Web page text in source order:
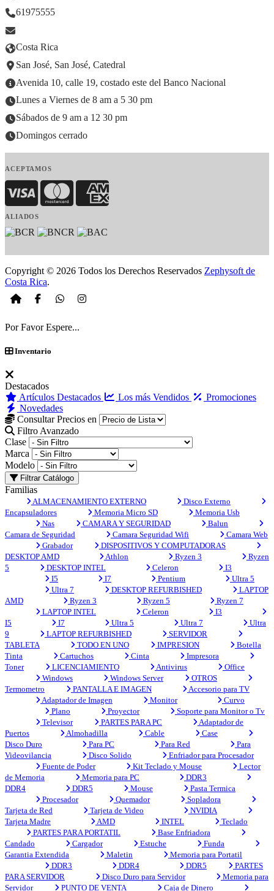
61975555
Costa Rica
San José, San José, Catedral
Avenida 10, calle 19, costado este del Banco Nacional
Lunes a Viernes de 8 am a 5 30 pm
Sábados de 9 am a 12 30 pm
Domingos cerrado
ACEPTAMOS
Visa MasterCardAmerican Express
ALIADOS
Copyright © 2026 Todos los Derechos Reservados Zephysoft de
Costa Rica.
Por Favor Espere...
Inventario
Destacados
Artículos Destacados
Los más Vendidos
Promociones
Novedades
Consultar Precios en
Filtro Avanzado
Clase
Marca
Modelo
Filtrar Catálogo
Familias
ALMACENAMIENTO EXTERNO
Disco Externo
Encapsuladores
Memoria Micro SD
Memoria Usb
Nas
CAMARA Y SEGURIDAD
Balun
Camara de Seguridad
Camara Seguridad Wifi
Camara Web
Grabador
DISPOSITIVOS Y COMPUTADORAS
DESKTOP AMD
Athlon Ryzen 3
Ryzen
5
DESKTOP INTEL Celeron
I3
I5
I7 Pentium
Ultra 5
Ultra 7
DESKTOP REFURBISHED
LAPTOP
AMD
Ryzen 3 Ryzen 5
Ryzen 7
LAPTOP INTEL
Celeron
I3
I5
I7 Ultra 5 Ultra 7
Ultra
9
LAPTOP REFURBISHED
SERVIDOR
TABLETA
TODO EN UNO IMPRESION
Botella
Tinta
Cartuchos Cinta
Impresora
Toner
LICENCIAMIENTO Antivirus
Office
Windows
Windows Server
OTROS
Termometro
PANTALLA E IMAGEN
Accesorio para TV
Adaptador de Imagen
Monitor
Curvo
Plano
Proyector
Soporte para Monitor o Tv
Televisor
PARTES PARA PC
Adaptador de
Puertos
Almohadilla Cable
Case
Disco Duro
Para PC Para Red
Para
Videovilancia
Disco Solido
Enfriador para Procesador
Fuente de Poder
Kit Teclado y Mouse
Lector
de Memoria
Memoria para PC
DDR3
DDR4
DDR5 Mouse
Pasta Termica
Procesador
Quemador
Sopladora
Tarjeta de Red
Tarjeta de Video
NVIDIA
Tarjeta Madre
AMD INTEL
Teclado
PARTES PARA PORTATIL
Base Enfriadora
Candado
Cargador Estuche
Funda
Garantia Extendida
Maletin
Memoria para Portatil
DDR3
DDR4 DDR5
PARTES
PARA SERVIDOR
Disco Duro para Servidor
Memoria para
Servidor
PUNTO DE VENTA Caja de Dinero